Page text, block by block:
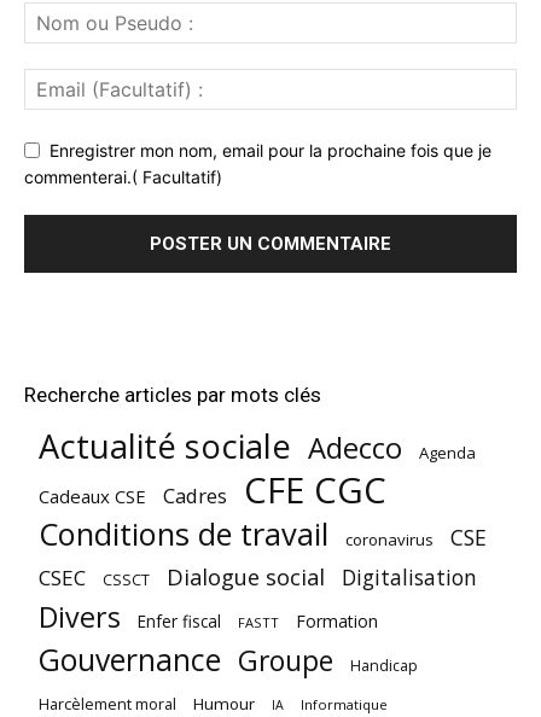
Enregistrer mon nom, email pour la prochaine fois que je
commenterai.( Facultatif)
Recherche articles par mots clés
Actualité sociale Adecco Agenda
Cadeaux CSE Cadres CFE CGC
Conditions de travail coronavirus CSE
CSEC CSSCT Dialogue social Digitalisation
Divers Enfer fiscal FASTT Formation
Gouvernance Groupe Handicap
Harcèlement moral Humour IA Informatique